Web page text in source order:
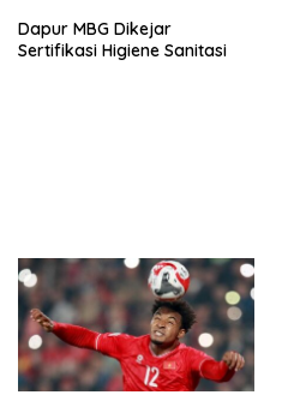
Dapur MBG Dikejar
Sertifikasi Higiene Sanitasi